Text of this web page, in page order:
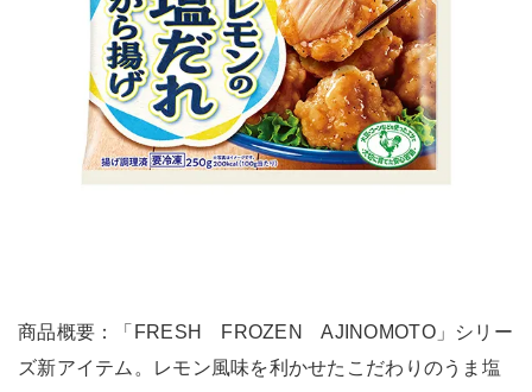
商品概要：「FRESH FROZEN AJINOMOTO」シリー
ズ新アイテム。レモン風味を利かせたこだわりのうま塩